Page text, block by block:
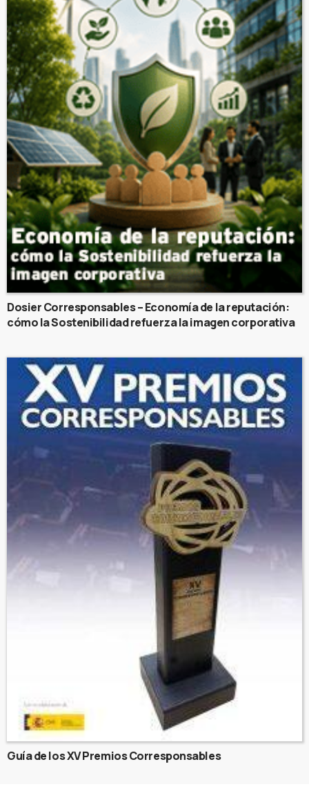
Dosier Corresponsables – Economía de la reputación:
cómo la Sostenibilidad refuerza la imagen corporativa
Guía de los XV Premios Corresponsables